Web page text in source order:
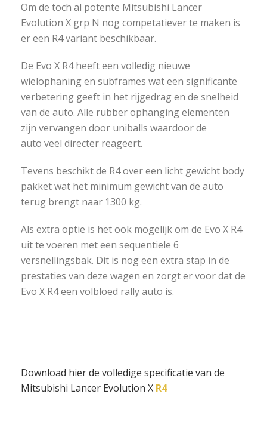
Om de toch al potente Mitsubishi Lancer
Evolution X grp N nog competatiever te maken is
er een R4 variant beschikbaar.
De Evo X R4 heeft een volledig nieuwe
wielophaning en subframes wat een significante
verbetering geeft in het rijgedrag en de snelheid
van de auto. Alle rubber ophanging elementen
zijn vervangen door uniballs waardoor de
auto veel directer reageert.
Tevens beschikt de R4 over een licht gewicht body
pakket wat het minimum gewicht van de auto
terug brengt naar 1300 kg.
Als extra optie is het ook mogelijk om de Evo X R4
uit te voeren met een sequentiele 6
versnellingsbak. Dit is nog een extra stap in de
prestaties van deze wagen en zorgt er voor dat de
Evo X R4 een volbloed rally auto is.
Download hier de volledige specificatie van de
Mitsubishi Lancer Evolution X R4